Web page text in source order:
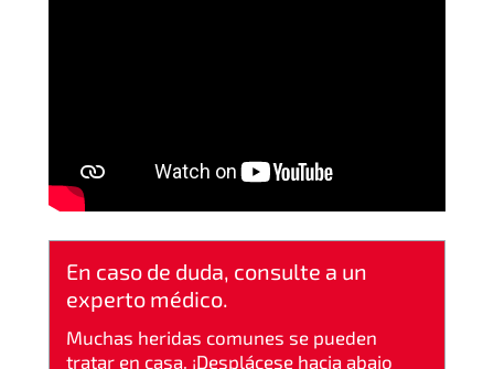
En caso de duda, consulte a un
experto médico.
Muchas heridas comunes se pueden
tratar en casa. ¡Desplácese hacia abajo